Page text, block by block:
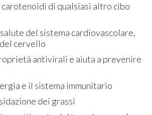
di qualsiasi altro cibo
del sistema cardiovascolare,
cervello
antivirali e aiuta a prevenire
e il sistema immunitario
dei grassi